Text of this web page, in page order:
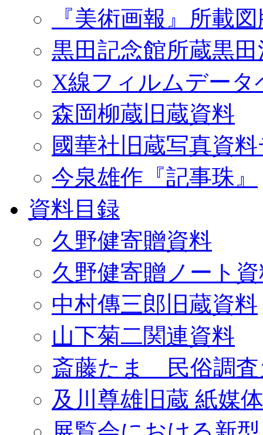
『美術画報』所載
黒田記念館所蔵黒
X線フィルムデータ
森岡柳蔵旧蔵資料
國華社旧蔵写真資
今泉雄作『記事珠』
資料目録
久野健寄贈資料
久野健寄贈ノート
中村傳三郎旧蔵資料
山下菊二関連資料
斎藤たま 民俗調査
及川尊雄旧蔵 紙媒